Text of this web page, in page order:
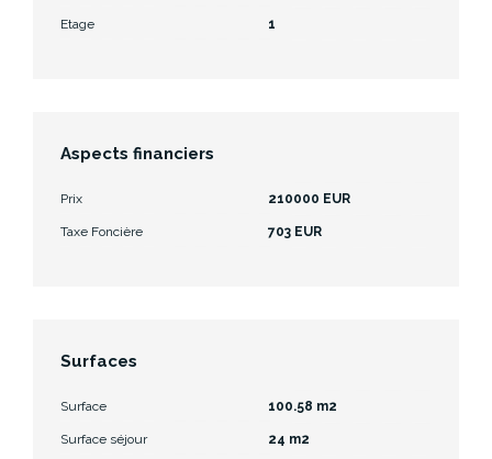
Etage 1
Aspects financiers
Prix 210000 EUR
Taxe Foncière 703 EUR
Surfaces
Surface 100.58 m2
Surface séjour 24 m2